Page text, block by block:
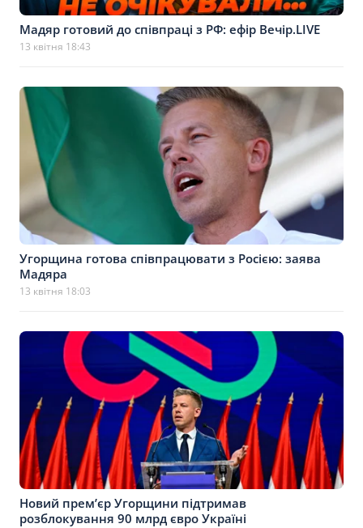
Мадяр готовий до співпраці з РФ: ефір Вечір.LIVE
13 квітня 18:43
Угорщина готова співпрацювати з Росією: заява
Мадяра
13 квітня 18:03
Новий премʼєр Угорщини підтримав
розблокування 90 млрд євро Україні